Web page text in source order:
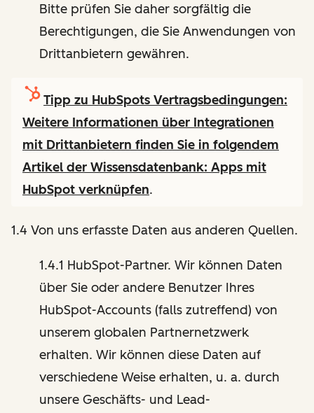
Bitte prüfen Sie daher sorgfältig die
Berechtigungen, die Sie Anwendungen von
Drittanbietern gewähren.
Tipp zu HubSpots Vertragsbedingungen:
Weitere Informationen über Integrationen
mit Drittanbietern finden Sie in folgendem
Artikel der Wissensdatenbank: Apps mit
HubSpot verknüpfen.
1.4 Von uns erfasste Daten aus anderen Quellen.
1.4.1 HubSpot-Partner. Wir können Daten
über Sie oder andere Benutzer Ihres
HubSpot-Accounts (falls zutreffend) von
unserem globalen Partnernetzwerk
erhalten. Wir können diese Daten auf
verschiedene Weise erhalten, u. a. durch
unsere Geschäfts- und Lead-